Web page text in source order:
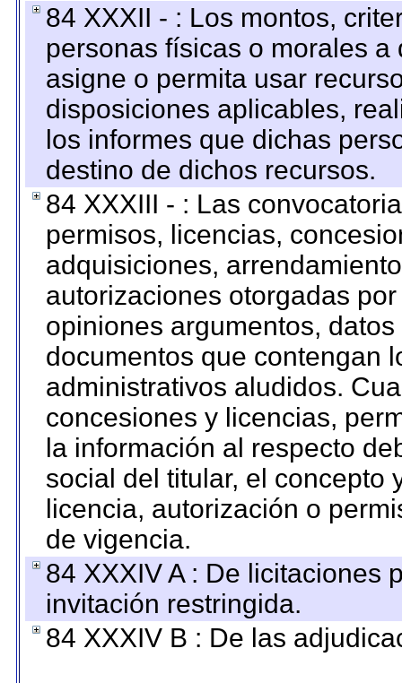
84 XXXII - : Los montos,
personas físicas o morales
asigne o permita usar
disposiciones aplicables,
los informes que dichas
destino de dichos recursos.
84 XXXIII - : Las
permisos, licencias,
adquisiciones,
autorizaciones otorgadas
opiniones argumentos,
documentos que contengan
administrativos aludidos.
concesiones y licencias,
la información al respecto
social del titular, el concepto
licencia, autorización o
de vigencia.
84 XXXIV A : De licitaciones
invitación restringida.
84 XXXIV B : De las